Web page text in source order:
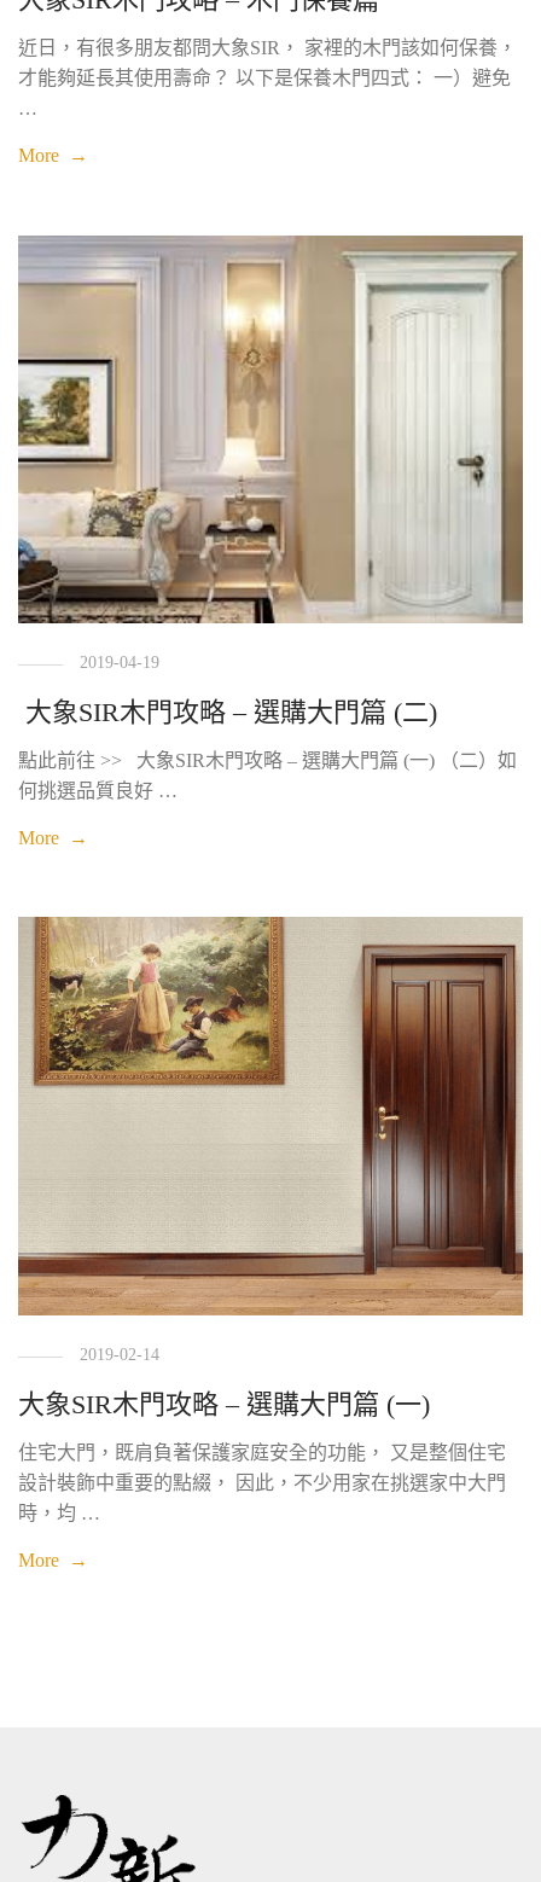
近日，有很多朋友都問大象SIR， 家裡的木門該如何保養，
才能夠延長其使用壽命？ 以下是保養木門四式： 一）避免
…
More →
2019-04-19
大象SIR木門攻略 – 選購大門篇 (二)
點此前往 >> 大象SIR木門攻略 – 選購大門篇 (一) （二）如
何挑選品質良好 …
More →
2019-02-14
大象SIR木門攻略 – 選購大門篇 (一)
住宅大門，既肩負著保護家庭安全的功能， 又是整個住宅
設計裝飾中重要的點綴， 因此，不少用家在挑選家中大門
時，均 …
More →